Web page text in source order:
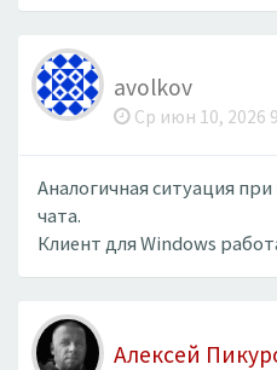
avolkov
Ср июн 10, 2026
Аналогичная ситуация
чата.
Клиент для Windows
Алексей